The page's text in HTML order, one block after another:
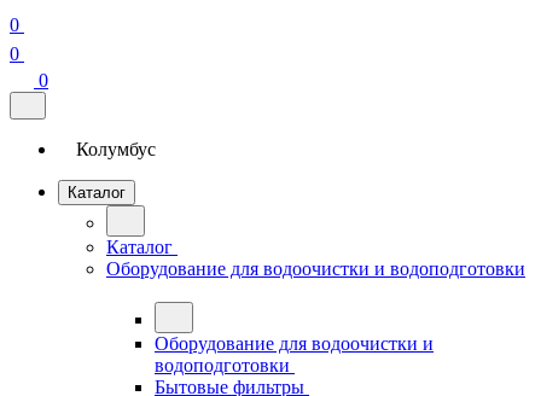
0
0
0
Колумбус
Каталог
Каталог
Оборудование для водоочистки и водоподготовки
Оборудование для водоочистки и
водоподготовки
Бытовые фильтры